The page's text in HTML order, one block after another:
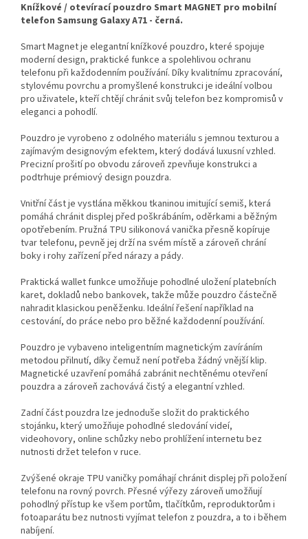
Knížkové / otevírací pouzdro Smart MAGNET pro mobilní
telefon Samsung Galaxy A71 - černá.
Smart Magnet je elegantní knížkové pouzdro, které spojuje
moderní design, praktické funkce a spolehlivou ochranu
telefonu při každodenním používání. Díky kvalitnímu zpracování,
stylovému povrchu a promyšlené konstrukci je ideální volbou
pro uživatele, kteří chtějí chránit svůj telefon bez kompromisů v
eleganci a pohodlí.
Pouzdro je vyrobeno z odolného materiálu s jemnou texturou a
zajímavým designovým efektem, který dodává luxusní vzhled.
Precizní prošití po obvodu zároveň zpevňuje konstrukci a
podtrhuje prémiový design pouzdra.
Vnitřní část je vystlána měkkou tkaninou imitující semiš, která
pomáhá chránit displej před poškrábáním, oděrkami a běžným
opotřebením. Pružná TPU silikonová vanička přesně kopíruje
tvar telefonu, pevně jej drží na svém místě a zároveň chrání
boky i rohy zařízení před nárazy a pády.
Praktická wallet funkce umožňuje pohodlné uložení platebních
karet, dokladů nebo bankovek, takže může pouzdro částečně
nahradit klasickou peněženku. Ideální řešení například na
cestování, do práce nebo pro běžné každodenní používání.
Pouzdro je vybaveno inteligentním magnetickým zavíráním
metodou přilnutí, díky čemuž není potřeba žádný vnější klip.
Magnetické uzavření pomáhá zabránit nechtěnému otevření
pouzdra a zároveň zachovává čistý a elegantní vzhled.
Zadní část pouzdra lze jednoduše složit do praktického
stojánku, který umožňuje pohodlné sledování videí,
videohovory, online schůzky nebo prohlížení internetu bez
nutnosti držet telefon v ruce.
Zvýšené okraje TPU vaničky pomáhají chránit displej při položení
telefonu na rovný povrch. Přesné výřezy zároveň umožňují
pohodlný přístup ke všem portům, tlačítkům, reproduktorům i
fotoaparátu bez nutnosti vyjímat telefon z pouzdra, a to i během
nabíjení.